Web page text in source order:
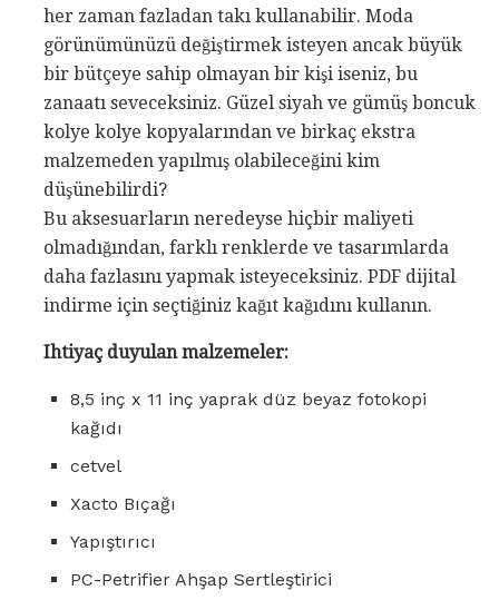
her zaman fazladan takı kullanabilir. Moda
görünümünüzü değiştirmek isteyen ancak büyük
bir bütçeye sahip olmayan bir kişi iseniz, bu
zanaatı seveceksiniz. Güzel siyah ve gümüş boncuk
kolye kolye kopyalarından ve birkaç ekstra
malzemeden yapılmış olabileceğini kim
düşünebilirdi?
Bu aksesuarların neredeyse hiçbir maliyeti
olmadığından, farklı renklerde ve tasarımlarda
daha fazlasını yapmak isteyeceksiniz. PDF dijital
indirme için seçtiğiniz kağıt kağıdını kullanın.
Ihtiyaç duyulan malzemeler:
8,5 inç x 11 inç yaprak düz beyaz fotokopi
kağıdı
cetvel
Xacto Bıçağı
Yapıştırıcı
PC-Petrifier Ahşap Sertleştirici